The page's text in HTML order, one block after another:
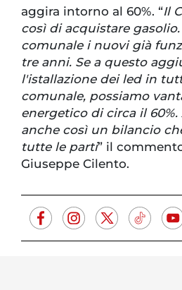
aggira intorno al 60%. “Il
così di acquistare gasolio.
comunale i nuovi già
tre anni. Se a questo
l'istallazione dei led in
comunale, possiamo
energetico di circa il
anche così un bilancio
tutte le parti” il
Giuseppe Cilento.